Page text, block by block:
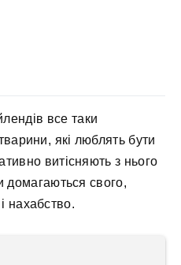
все таки
які люблять бути
витісняють з нього
домагаються свого,
нахабство.